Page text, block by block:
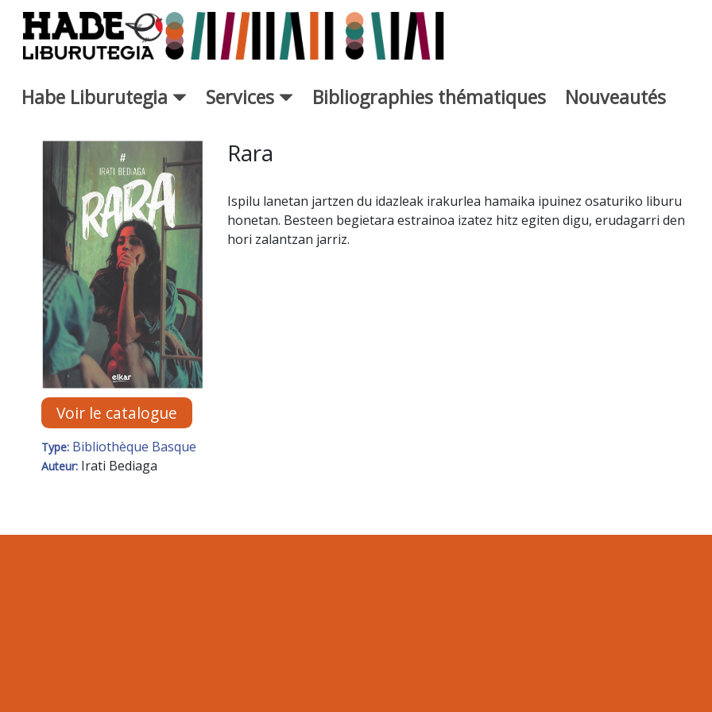
Saut au contenu principal
Habe Liburutegia Services Bibliographies thématiques Nouveautés
Fiche de Nouveaux Livres - Liburutegia
Voir le catalogue
Type: Bibliothèque Basque
Auteur: Irati Bediaga
Rara
Ispilu lanetan jartzen du idazleak irakurlea hamaika ipuinez osaturiko liburu
honetan. Besteen begietara estrainoa izatez hitz egiten digu, erudagarri den
hori zalantzan jarriz.